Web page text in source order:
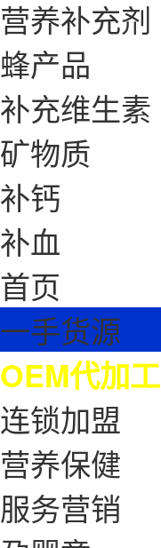
营养补充剂
蜂产品
补充维生素
矿物质
补钙
补血
首页
一手货源
OEM代加工
连锁加盟
营养保健
服务营销